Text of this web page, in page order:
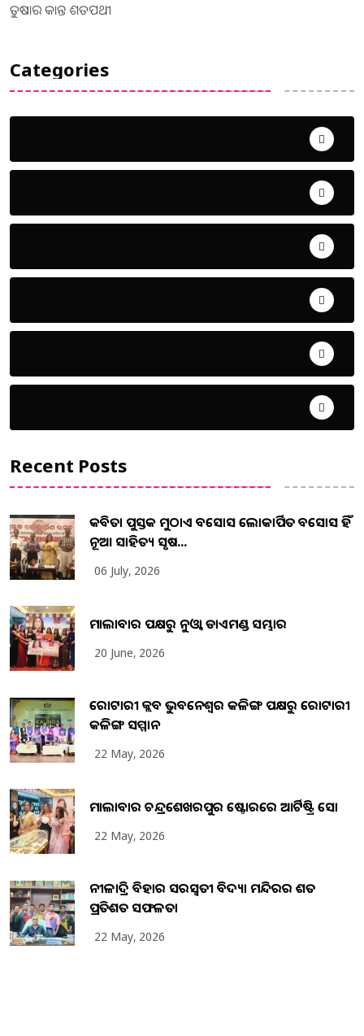
ତୁଷାର କାନ୍ତ ଶତପଥୀ
Categories
Recent Posts
କବିତା ପୁସ୍ତକ ମୁଠାଏ ଅବସୋସ ଲୋକାର୍ପିତ ଅବସୋସ ହିଁ
ନୂଆ ସାହିତ୍ୟ ସୃଷ...
06 July, 2026
ମାଲାବାର ପକ୍ଷରୁ ନୁଓ୍ବା ଡାଏମଣ୍ଡ ସମ୍ଭାର
20 June, 2026
ରୋଟାରୀ କ୍ଲବ ଭୁବନେଶ୍ୱର କଳିଙ୍ଗ ପକ୍ଷରୁ ରୋଟାରୀ
କଳିଙ୍ଗ ସମ୍ମାନ
22 May, 2026
ମାଲାବାର ଚନ୍ଦ୍ରଶେଖରପୁର ଷ୍ଟୋରରେ ଆର୍ଟିଷ୍ଟ୍ରି ସୋ
22 May, 2026
ନୀଳାଦ୍ରି ବିହାର ସରସ୍ୱତୀ ବିଦ୍ୟା ମନ୍ଦିରର ଶତ
ପ୍ରତିଶତ ସଫଳତା
22 May, 2026